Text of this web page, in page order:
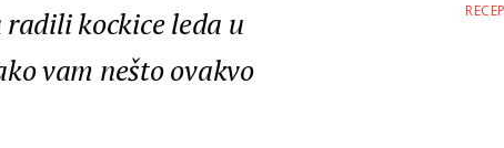
kockice leda u
vam nešto ovakvo